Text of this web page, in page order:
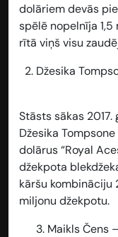
dolāriem devās
spēlē nopelnīja
rītā viņš visu
2. Džesika
Stāsts sākas
Džesika
dolārus “Royal
džekpota
kāršu kombināciju
miljonu džekpotu.
3. Maikls Čens